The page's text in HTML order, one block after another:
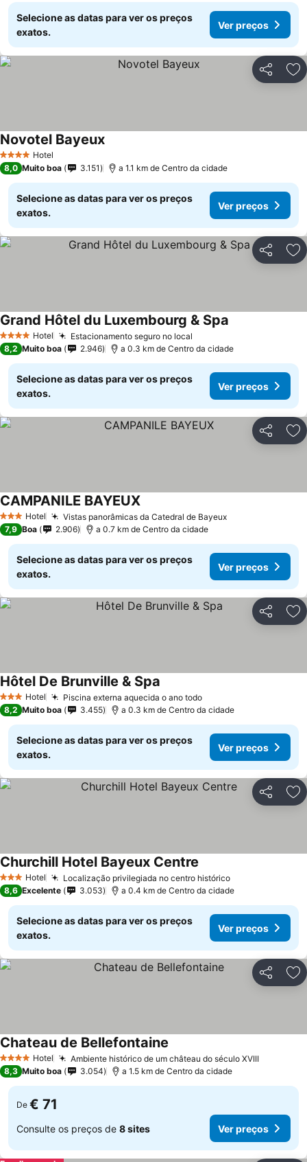
Selecione as datas para ver os preços
exatos.
Ver preços
Partilhar
4 EstrelasHotel
Novotel BayeuxVer preços
8,0 Muito boa 3.151 a 1.1 km de Centro da cidade
Selecione as datas para ver os preços
exatos.
Ver preços
Partilhar
4 EstrelasHotel Estacionamento seguro no local
Grand Hôtel du Luxembourg & Spa
8,2 Muito boa 2.946 a 0.3 km de Centro da cidade
Selecione as datas para ver os preços
exatos.
Ver preços
Partilhar
3 EstrelasHotel Vistas panorâmicas da Catedral de BayeuxVer preços
CAMPANILE BAYEUXVer preços
7,9 Boa 2.906 a 0.7 km de Centro da cidade
Selecione as datas para ver os preços
exatos.
Ver preços
Partilhar
3 EstrelasHotel Piscina externa aquecida o ano todoVer preços
Hôtel De Brunville & Spa
8,2 Muito boa 3.455 a 0.3 km de Centro da cidade
Selecione as datas para ver os preços
exatos.
Ver preços
Partilhar
3 EstrelasHotel Localização privilegiada no centro históricoVer preços
Churchill Hotel Bayeux Centre
8,6 Excelente 3.053 a 0.4 km de Centro da cidade
Selecione as datas para ver os preços
exatos.
Ver preços
Partilhar
4 EstrelasHotel Ambiente histórico de um château do século XVIIIVer
Chateau de Bellefontaine
8,3 Muito boa 3.054 a 1.5 km de Centro da cidade
De € 71
Consulte os preços de 8 sites Ver preços